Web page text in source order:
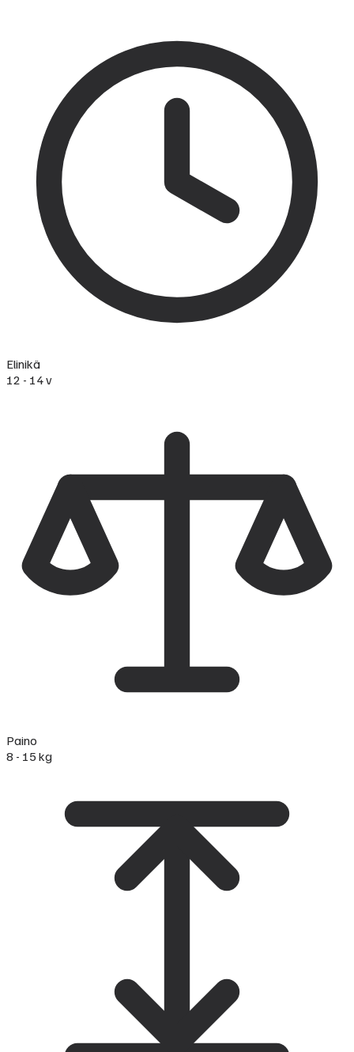
Elinikä
12 - 14 v
Paino
8 - 15 kg